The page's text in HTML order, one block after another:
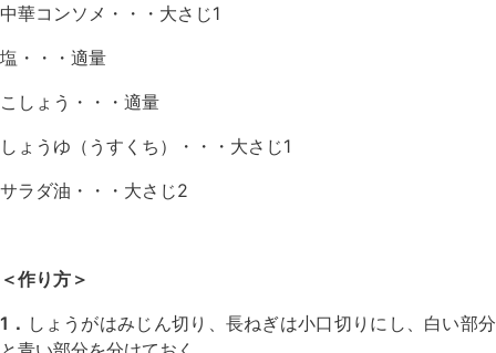
中華コンソメ・・・大さじ1
塩・・・適量
こしょう・・・適量
しょうゆ（うすくち）・・・大さじ1
サラダ油・・・大さじ2
＜作り方＞
1． しょうがはみじん切り、長ねぎは小口切りにし、白い部分